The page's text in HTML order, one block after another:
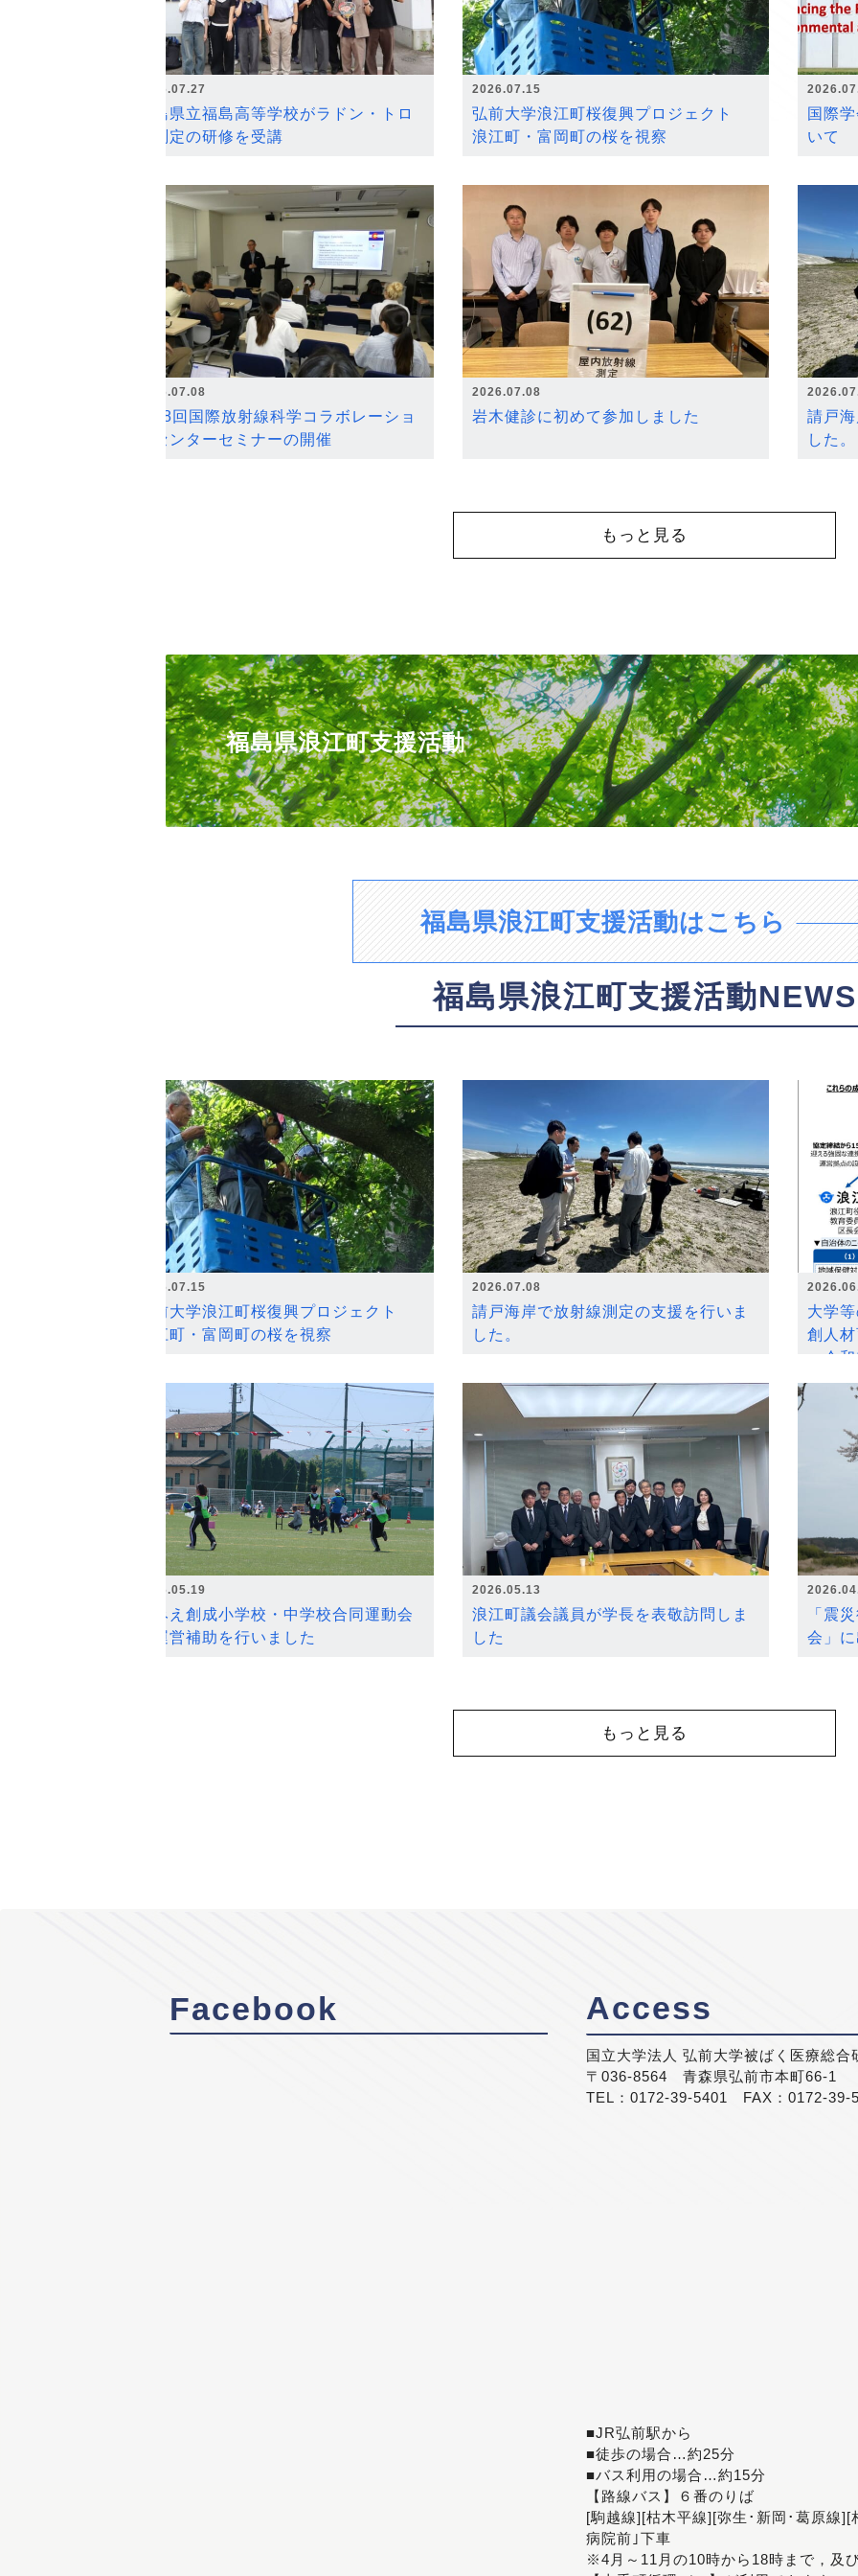
2026.07.27
福島県立福島高等学校がラドン・トロ
ン測定の研修を受講
2026.07.15
弘前大学浪江町桜復興プロジェクト
浪江町・富岡町の桜を視察
国際
いて
2026.07.08
第18回国際放射線科学コラボレーショ
ンセンターセミナーの開催
2026.07.08
岩木健診に初めて参加しました
請戸
した。
もっと見る
福島県浪江町支援活動
福島県浪江町支援活動はこちら
福島県浪江町支援活動NEWS
2026.07.15
弘前大学浪江町桜復興プロジェクト
浪江町・富岡町の桜を視察
2026.07.08
請戸海岸で放射線測定の支援を行いま
した。
大学
創人
～令
2026.05.19
なみえ創成小学校・中学校合同運動会
の運営補助を行いました
2026.05.13
浪江町議会議員が学長を表敬訪問しま
した
「震
会」
もっと見る
Facebook Access
国立大学法人 弘前大学被ばく医療総合
〒036-8564 青森県弘前市本町66-1
TEL：0172-39-5401 FAX：0172-39-
■JR弘前駅から
■徒歩の場合…約25分
■バス利用の場合…約15分
【路線バス】６番のりば
[駒越線][枯木平線][弥生･新岡･葛原線
病院前｣下車
※4月～11月の10時から18時まで，及